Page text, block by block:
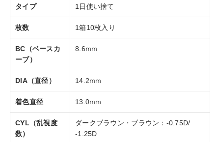
タイプ 1日使い捨て
枚数 1箱10枚入り
BC（ベースカ
ーブ）
8.6mm
DIA（直径） 14.2mm
着色直径 13.0mm
CYL（乱視度
数）
ダークブラウン・ブラウン：-0.75D/
-1.25D